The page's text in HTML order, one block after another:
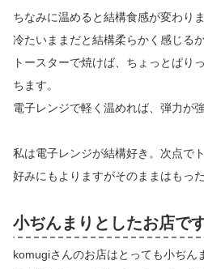
ちなみに温めると結構食感が変わりま
冷たいままだと結構柔らかく感じるか
トースターで焼けば、ちょっとぱり
ちます。
電子レンジで軽く温めれば、弾力が
私は電子レンジが結構好き。次点でト
好みにもよりますがそのままはもっ
小ぢんまりとしたお店で
komugiさんのお店はとっても小ぢん